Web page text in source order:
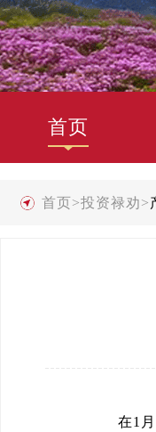
首页
首页>投资禄劝>
在1